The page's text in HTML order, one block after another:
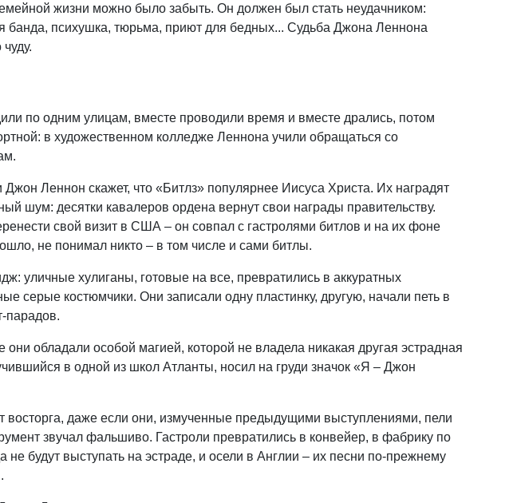
жизни можно было забыть. Он должен был стать неудачником:
банда, психушка, тюрьма, приют для бедных... Судьба Джона Леннона
по одним улицам, вместе проводили время и вместе дрались, потом
в художественном колледже Леннона учили обращаться со
Леннон скажет, что «Битлз» популярнее Иисуса Христа. Их наградят
шум: десятки кавалеров ордена вернут свои награды правительству.
свой визит в США – он совпал с гастролями битлов и на их фоне
не понимал никто – в том числе и сами битлы.
уличные хулиганы, готовые на все, превратились в аккуратных
серые костюмчики. Они записали одну пластинку, другую, начали петь в
парадов.
обладали особой магией, которой не владела никакая другая эстрадная
в одной из школ Атланты, носил на груди значок «Я – Джон
восторга, даже если они, измученные предыдущими выступлениями, пели
звучал фальшиво. Гастроли превратились в конвейер, в фабрику по
не будут выступать на эстраде, и осели в Англии – их песни по-прежнему